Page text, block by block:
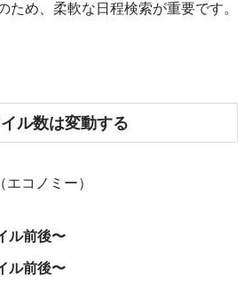
ため、柔軟な日程検索が重要です。
ル数は変動する
コノミー）
ル前後〜
ル前後〜